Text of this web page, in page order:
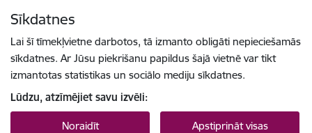
Sīkdatnes
Lai šī tīmekļvietne darbotos, tā izmanto obligāti nepieciešamās
sīkdatnes. Ar Jūsu piekrišanu papildus šajā vietnē var tikt
izmantotas statistikas un sociālo mediju sīkdatnes.
Lūdzu, atzīmējiet savu izvēli:
Noraidīt Apstiprināt visas